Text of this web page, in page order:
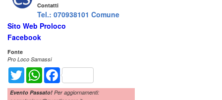
Contatti
Tel.: 070938101 Comune
Sito Web Proloco
Facebook
Fonte
Pro Loco Samassi
Twitter WhatsAppFacebook
Evento Passato! Per aggiornamenti: